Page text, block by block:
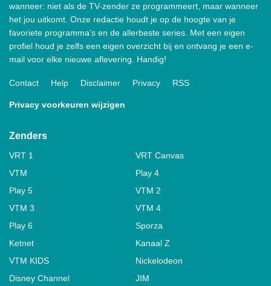
wanneer: niet als de TV-zender ze programmeert, maar wanneer
het jou uitkomt. Onze redactie houdt je op de hoogte van je
favoriete programma's en de allerbeste series. Met een eigen
profiel houd je zelfs een eigen overzicht bij en ontvang je een e-
mail voor elke nieuwe aflevering. Handig!
Contact Help Disclaimer Privacy RSS
Privacy voorkeuren wijzigen
Zenders
VRT 1
VRT Canvas
VTM
Play 4
Play 5
VTM 2
VTM 3
VTM 4
Play 6
Sporza
Ketnet
Kanaal Z
VTM KIDS
Nickelodeon
Disney Channel
JIM